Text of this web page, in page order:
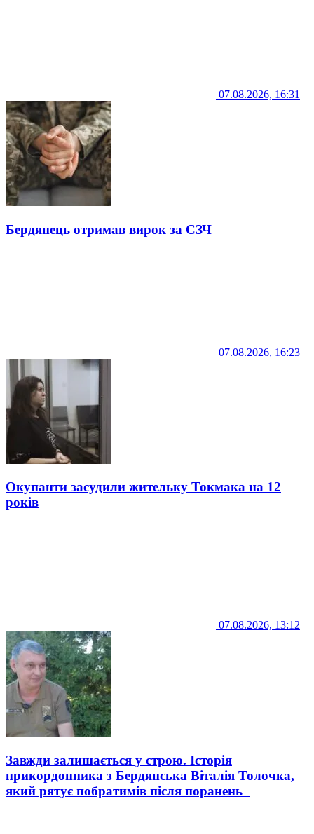
07.08.2026, 16:31
Бердянець отримав вирок за СЗЧ
07.08.2026, 16:23
Окупанти засудили жительку Токмака на 12
років
07.08.2026, 13:12
Завжди залишається у строю. Історія
прикордонника з Бердянська Віталія Толочка,
який рятує побратимів після поранень